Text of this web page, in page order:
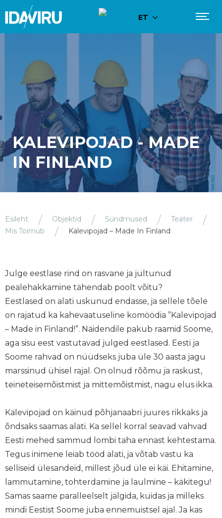
ET
KALEVIPOJAD - MADE
IN FINLAND
Esileht Objektid Sündmused
Teater
Mis Toimub
Kalevipojad – Made In Finland
Julge eestlase rind on rasvane ja jultunud
pealehakkamine tähendab poolt võitu?
Eestlased on alati uskunud endasse, ja sellele tõele
on rajatud ka kahevaatuseline komöödia ”Kalevipojad
– Made in Finland!”. Näidendile pakub raamid Soome,
aga sisu eest vastutavad julged eestlased. Eesti ja
Soome rahvad on nüüdseks juba üle 30 aasta jagu
marssinud ühisel rajal. On olnud rõõmu ja raskust,
teineteisemõistmist ja mittemõistmist, nagu elus ikka.
Kalevipojad on käinud põhjanaabri juures rikkaks ja
õndsaks saamas alati. Ka sellel korral seavad vahvad
Eesti mehed sammud lombi taha ennast kehtestama.
Tegus inimene leiab tööd alati, ja võtab vastu ka
selliseid ülesandeid, millest jõud üle ei käi. Ehitamine,
lammutamine, tohterdamine ja laulmine – käkitegu!
Samas saame paralleelselt jälgida, kuidas ja milleks
mindi Eestist Soome juba ennemuistsel ajal. Ja kas